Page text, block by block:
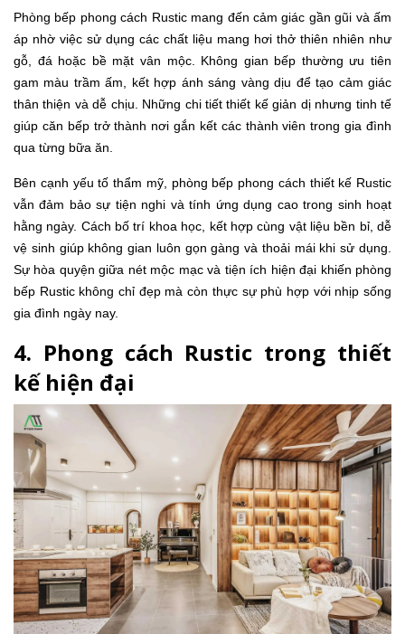
Phòng bếp phong cách Rustic mang đến cảm giác gần gũi và ấm
áp nhờ việc sử dụng các chất liệu mang hơi thở thiên nhiên như
gỗ, đá hoặc bề mặt vân mộc. Không gian bếp thường ưu tiên
gam màu trầm ấm, kết hợp ánh sáng vàng dịu để tạo cảm giác
thân thiện và dễ chịu. Những chi tiết thiết kế giản dị nhưng tinh tế
giúp căn bếp trở thành nơi gắn kết các thành viên trong gia đình
qua từng bữa ăn.
Bên cạnh yếu tố thẩm mỹ, phòng bếp phong cách thiết kế Rustic
vẫn đảm bảo sự tiện nghi và tính ứng dụng cao trong sinh hoạt
hằng ngày. Cách bố trí khoa học, kết hợp cùng vật liệu bền bỉ, dễ
vệ sinh giúp không gian luôn gọn gàng và thoải mái khi sử dụng.
Sự hòa quyện giữa nét mộc mạc và tiện ích hiện đại khiến phòng
bếp Rustic không chỉ đẹp mà còn thực sự phù hợp với nhịp sống
gia đình ngày nay.
4. Phong cách Rustic trong thiết
kế hiện đại